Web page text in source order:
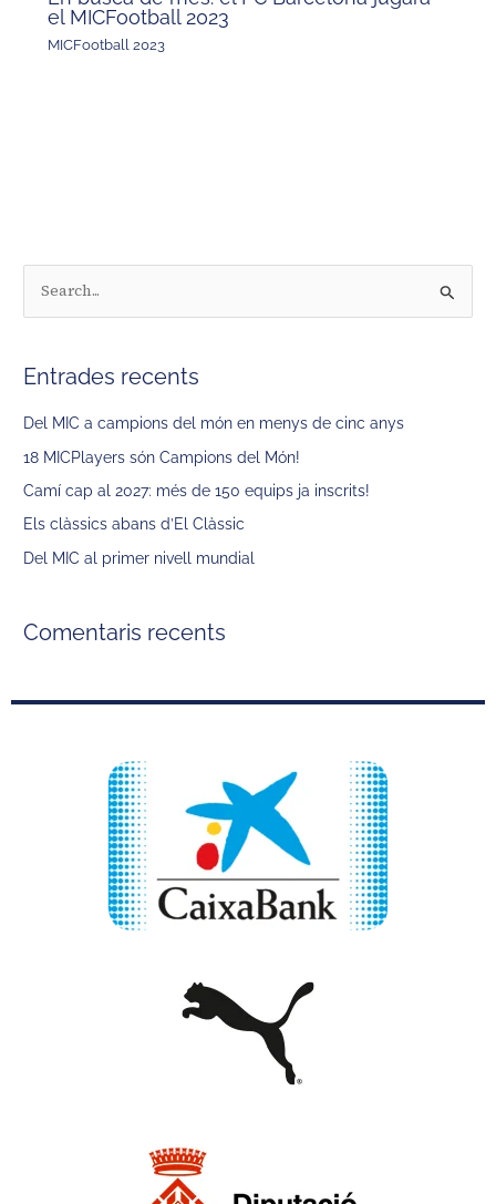
el MICFootball 2023
MICFootball 2023
c
a
Entrades recents
Del MIC a campions del món en menys de cinc anys
18 MICPlayers són Campions del Món!
Camí cap al 2027: més de 150 equips ja inscrits!
Els clàssics abans d’El Clàssic
Del MIC al primer nivell mundial
Comentaris recents